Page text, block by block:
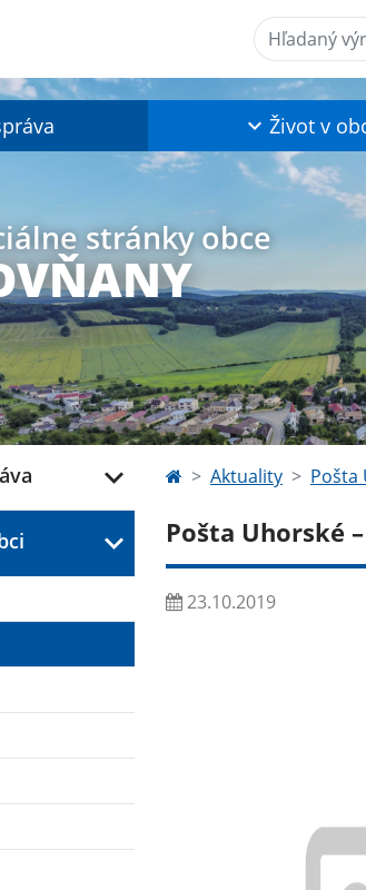
Hľadaný
Život v
stránky obce
Aktuality Pošta
Pošta Uhorské
23.10.2019